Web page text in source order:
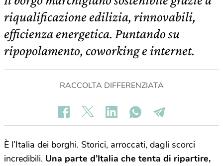
riqualificazione edilizia, rinnovabili,
efficienza energetica. Puntando su
ripopolamento, coworking e internet.
RACCOLTA DIFFERENZIATA
È l’Italia dei borghi. Storici, arroccati, dagli scorci
incredibili. Una parte d’Italia che tenta di ripartire,